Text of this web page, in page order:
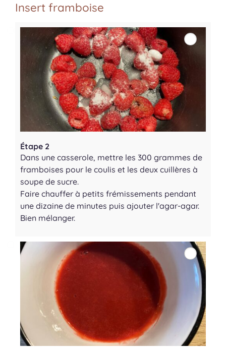
Insert framboise
Étape 2
Dans une casserole, mettre les 300 grammes de
framboises pour le coulis et les deux cuillères à
soupe de sucre.
Faire chauffer à petits frémissements pendant
une dizaine de minutes puis ajouter l'agar-agar.
Bien mélanger.